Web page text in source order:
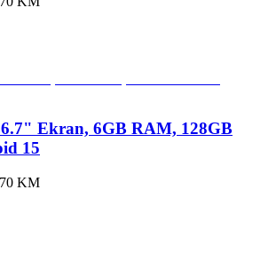
6.7" Ekran, 6GB RAM, 128GB
15
70 KM